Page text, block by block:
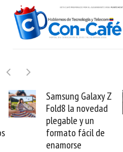
Samsung Galaxy Z
Fold8 la novedad
plegable y un
formato fácil de
enamorse